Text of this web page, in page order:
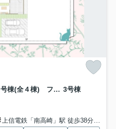
【新築】高崎市上中居町 ３号棟(全４棟) フェリディアガーデン 新築建売分譲 3号棟
上信電鉄「南高崎」駅 徒歩38分